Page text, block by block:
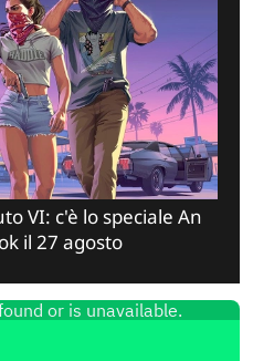
VI: c'è lo speciale An
il 27 agosto